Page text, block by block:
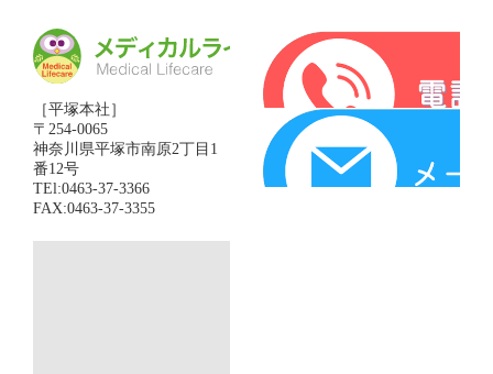
［平塚本社］
〒254-0065
神奈川県平塚市南原2丁目1
番12号
TEl:0463-37-3366
FAX:0463-37-3355